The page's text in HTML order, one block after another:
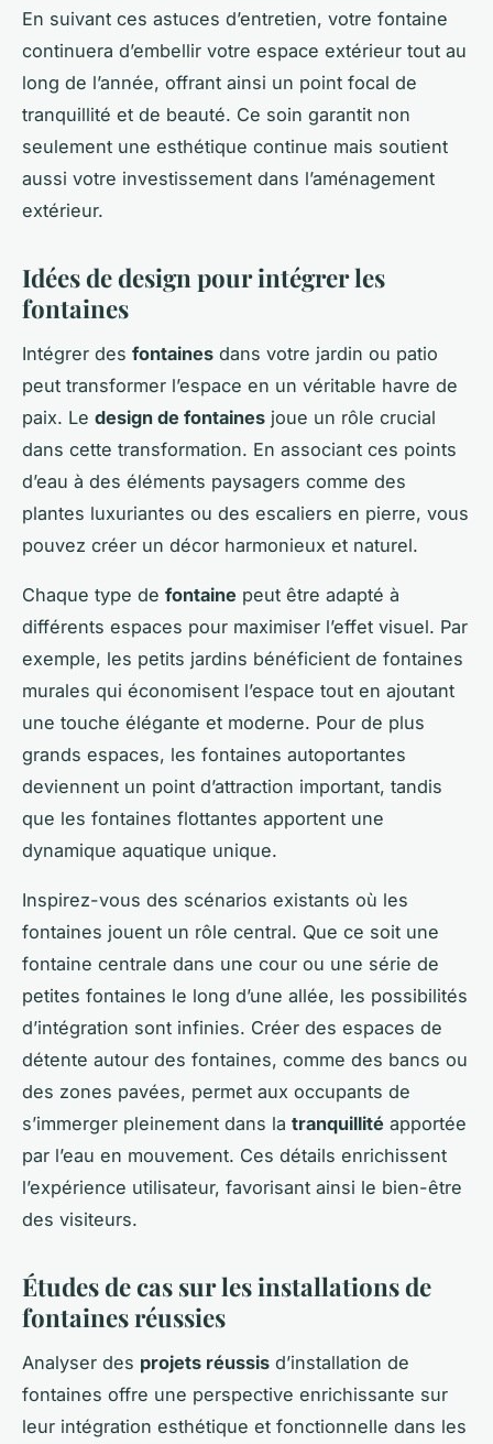
En suivant ces astuces d’entretien, votre fontaine
continuera d’embellir votre espace extérieur tout au
long de l’année, offrant ainsi un point focal de
tranquillité et de beauté. Ce soin garantit non
seulement une esthétique continue mais soutient
aussi votre investissement dans l’aménagement
extérieur.
Idées de design pour intégrer les
fontaines
Intégrer des fontaines dans votre jardin ou patio
peut transformer l’espace en un véritable havre de
paix. Le design de fontaines joue un rôle crucial
dans cette transformation. En associant ces points
d’eau à des éléments paysagers comme des
plantes luxuriantes ou des escaliers en pierre, vous
pouvez créer un décor harmonieux et naturel.
Chaque type de fontaine peut être adapté à
différents espaces pour maximiser l’effet visuel. Par
exemple, les petits jardins bénéficient de fontaines
murales qui économisent l’espace tout en ajoutant
une touche élégante et moderne. Pour de plus
grands espaces, les fontaines autoportantes
deviennent un point d’attraction important, tandis
que les fontaines flottantes apportent une
dynamique aquatique unique.
Inspirez-vous des scénarios existants où les
fontaines jouent un rôle central. Que ce soit une
fontaine centrale dans une cour ou une série de
petites fontaines le long d’une allée, les possibilités
d’intégration sont infinies. Créer des espaces de
détente autour des fontaines, comme des bancs ou
des zones pavées, permet aux occupants de
s’immerger pleinement dans la tranquillité apportée
par l’eau en mouvement. Ces détails enrichissent
l’expérience utilisateur, favorisant ainsi le bien-être
des visiteurs.
Études de cas sur les installations de
fontaines réussies
Analyser des projets réussis d’installation de
fontaines offre une perspective enrichissante sur
leur intégration esthétique et fonctionnelle dans les